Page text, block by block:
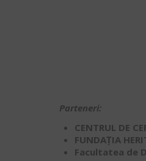
Parteneri:
CENTRUL DE
FUNDAȚIA
Facultatea de